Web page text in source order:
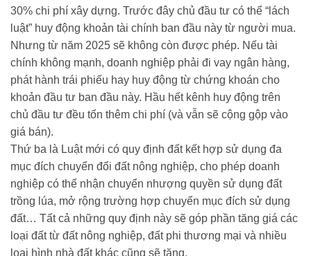
30% chi phí xây dựng. Trước đây chủ đầu tư có thể “lách
luật” huy động khoản tài chính ban đầu này từ người mua.
Nhưng từ năm 2025 sẽ không còn được phép. Nếu tài
chính không mạnh, doanh nghiệp phải đi vay ngân hàng,
phát hành trái phiếu hay huy động từ chứng khoán cho
khoản đầu tư ban đầu này. Hầu hết kênh huy động trên
chủ đầu tư đều tốn thêm chi phí (và vẫn sẽ cộng gộp vào
giá bán).
Thứ ba là Luật mới có quy định đất kết hợp sử dụng đa
mục đích chuyển đổi đất nông nghiệp, cho phép doanh
nghiệp có thể nhận chuyển nhượng quyền sử dụng đất
trồng lúa, mở rộng trường hợp chuyển mục đích sử dụng
đất… Tất cả những quy định này sẽ góp phần tăng giá các
loại đất từ đất nông nghiệp, đất phi thương mại và nhiều
loại hình nhà đất khác cũng sẽ tăng.